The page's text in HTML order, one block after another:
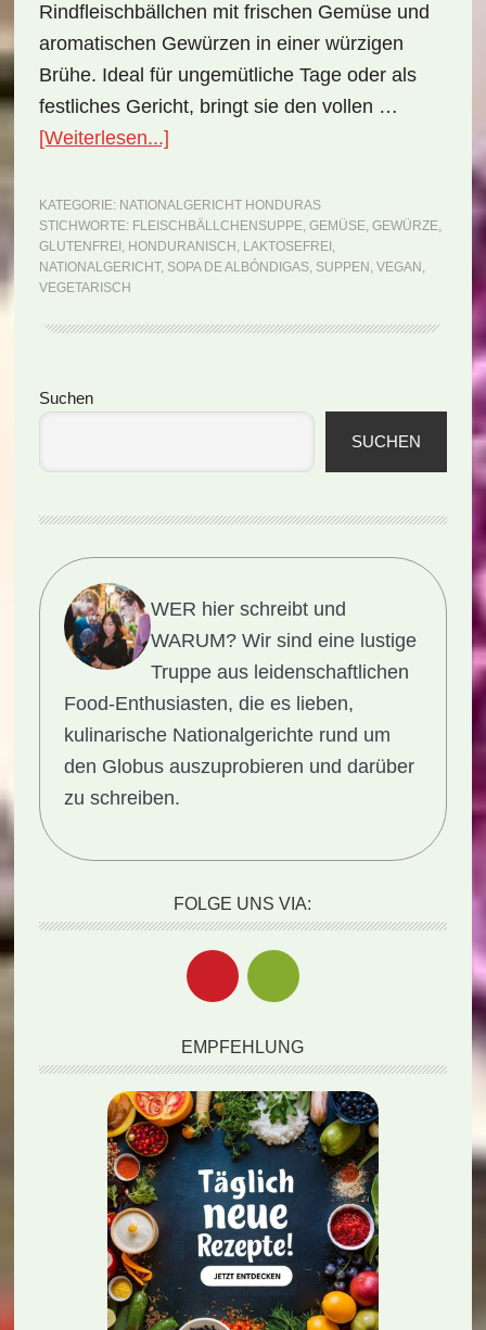
Rindfleischbällchen mit frischen Gemüse und
aromatischen Gewürzen in einer würzigen
Brühe. Ideal für ungemütliche Tage oder als
festliches Gericht, bringt sie den vollen …
[Weiterlesen...]ÜberNationalgericht
Sopa
de
Albóndigas
KATEGORIE: NATIONALGERICHT HONDURAS
STICHWORTE: FLEISCHBÄLLCHENSUPPE, GEMÜSE, GEWÜRZE,
GLUTENFREI , HONDURANISCH , LAKTOSEFREI ,
NATIONALGERICHT, SOPA DE ALBÓNDIGAS, SUPPEN , VEGAN ,
VEGETARISCH
Seitenspalte
Suchen
SUCHEN
WER hier schreibt und
WARUM? Wir sind eine lustige
Truppe aus leidenschaftlichen
Food-Enthusiasten, die es lieben,
kulinarische Nationalgerichte rund um
den Globus auszuprobieren und darüber
zu schreiben.
FOLGE UNS VIA:
EMPFEHLUNG